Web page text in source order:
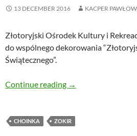
13 DECEMBER 2016 KACPER
Złotoryjski Ośrodek Kultury i
do wspólnego dekorowania
Świątecznego”.
Continue reading ZOKiR zaprasza
→
CHOINKA ZOKIR